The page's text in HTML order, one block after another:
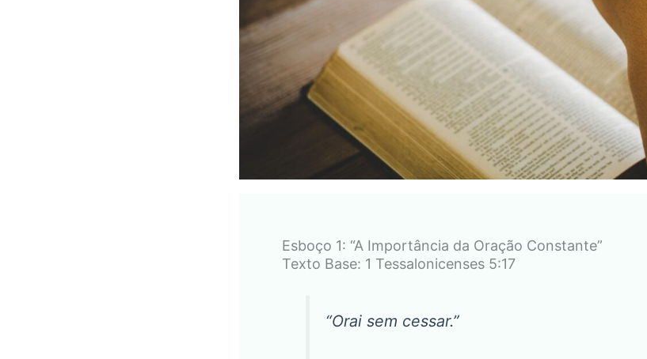
Esboço 1: “A Importância da Oração Constante”
Texto Base: 1 Tessalonicenses 5:17
“Orai sem cessar.”